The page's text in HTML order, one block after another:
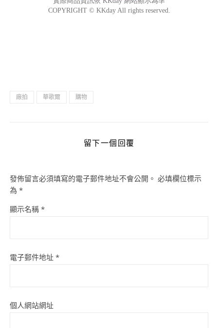
廠拍 華歌爾 購物
留下一個回覆
發佈留言必須填寫的電子郵件地址不會公開。 必填欄位標示
為 *
顯示名稱 *
電子郵件地址 *
個人網站網址